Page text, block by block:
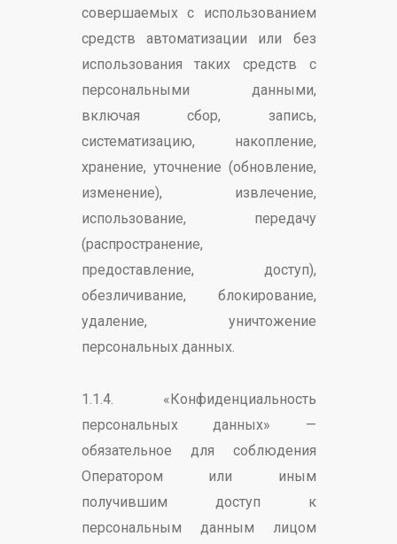
совершаемых с использованием
средств автоматизации или без
использования таких средств с
персональными данными,
включая сбор, запись,
систематизацию, накопление,
хранение, уточнение (обновление,
изменение), извлечение,
использование, передачу
(распространение,
предоставление, доступ),
обезличивание, блокирование,
удаление, уничтожение
персональных данных.
1.1.4. «Конфиденциальность
персональных данных» —
обязательное для соблюдения
Оператором или иным
получившим доступ к
персональным данным лицом